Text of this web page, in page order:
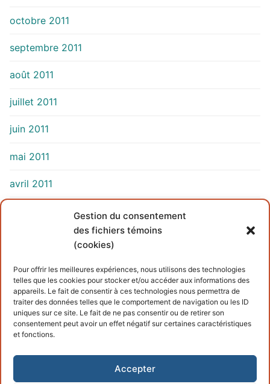
Gestion du consentement
des fichiers témoins
(cookies)
Pour offrir les meilleures expériences, nous utilisons des technologies
telles que les cookies pour stocker et/ou accéder aux informations des
appareils. Le fait de consentir à ces technologies nous permettra de
traiter des données telles que le comportement de navigation ou les ID
uniques sur ce site. Le fait de ne pas consentir ou de retirer son
consentement peut avoir un effet négatif sur certaines caractéristiques
et fonctions.
Accepter
octobre 2011
septembre 2011
août 2011
juillet 2011
juin 2011
mai 2011
avril 2011
INFORMATIONS
Conditions générales
Politique de cookies